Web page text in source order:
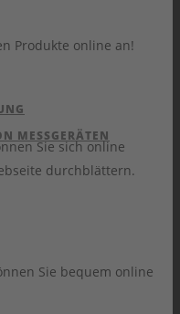
MESSGERÄTEN
Produkte online an!
Sie sich online
durchblättern.
Sie bequem online